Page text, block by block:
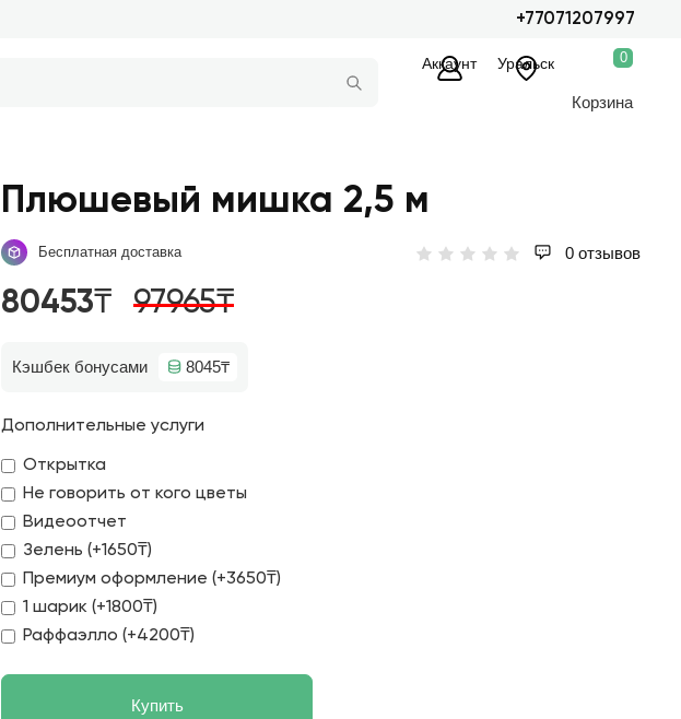
+77071207997
Аккаунт Уральск 0
Корзина
Плюшевый мишка 2,5 м
Бесплатная доставка 0 отзывов
80453₸ 97965₸
Кэшбек бонусами 8045₸
Дополнительные услуги
Открытка
Не говорить от кого цветы
Видеоотчет
Зелень (+1650₸)
Премиум оформление (+3650₸)
1 шарик (+1800₸)
Раффаэлло (+4200₸)
Купить